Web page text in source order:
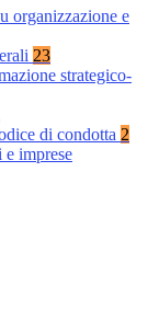
organizzazione e
23
strategico-
di condotta 2
imprese